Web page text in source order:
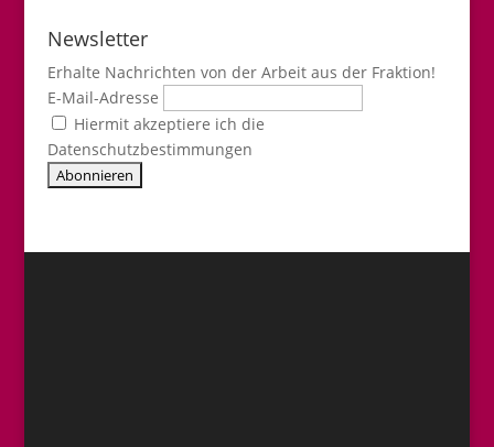
Newsletter
Erhalte Nachrichten von der Arbeit aus der Fraktion!
E-Mail-Adresse
Hiermit akzeptiere ich die
Datenschutzbestimmungen